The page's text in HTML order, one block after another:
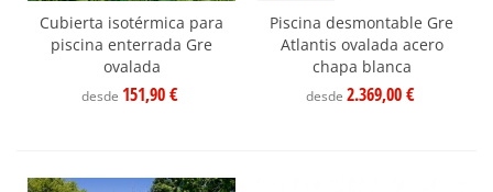
Cubierta isotérmica para
piscina enterrada Gre
ovalada
desde 151,90 €
Piscina desmontable Gre
Atlantis ovalada acero
chapa blanca
desde 2.369,00 €